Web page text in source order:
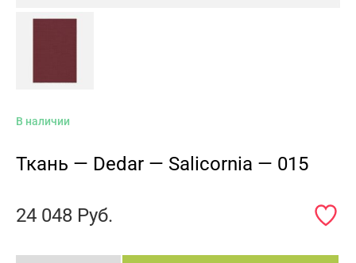
В наличии
Ткань — Dedar — Salicornia — 015
24 048 Руб.